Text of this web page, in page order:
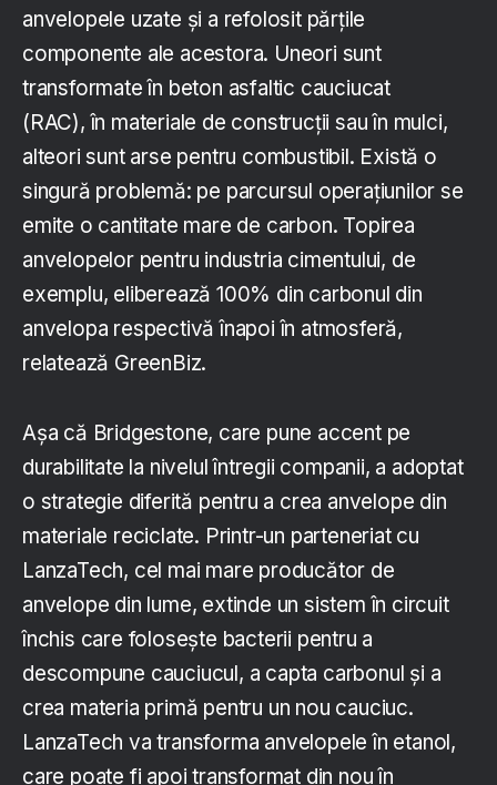
anvelopele uzate și a refolosit părțile
componente ale acestora. Uneori sunt
transformate în beton asfaltic cauciucat
(RAC), în materiale de construcții sau în mulci,
alteori sunt arse pentru combustibil. Există o
singură problemă: pe parcursul operațiunilor se
emite o cantitate mare de carbon. Topirea
anvelopelor pentru industria cimentului, de
exemplu, eliberează 100% din carbonul din
anvelopa respectivă înapoi în atmosferă,
relatează GreenBiz.
Așa că Bridgestone, care pune accent pe
durabilitate la nivelul întregii companii, a adoptat
o strategie diferită pentru a crea anvelope din
materiale reciclate. Printr-un parteneriat cu
LanzaTech, cel mai mare producător de
anvelope din lume, extinde un sistem în circuit
închis care folosește bacterii pentru a
descompune cauciucul, a capta carbonul și a
crea materia primă pentru un nou cauciuc.
LanzaTech va transforma anvelopele în etanol,
care poate fi apoi transformat din nou în